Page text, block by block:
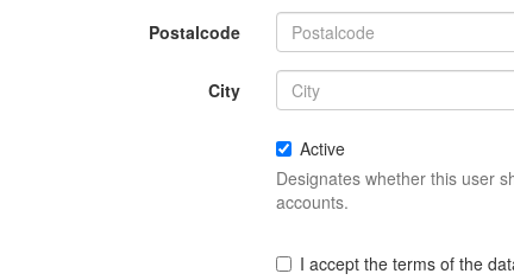
Postalcode
City
Active
Designates whether this user
accounts.
I accept the terms of the